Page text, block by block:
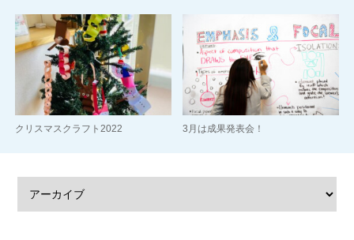
クリスマスクラフト2022 3月は成果発表会！